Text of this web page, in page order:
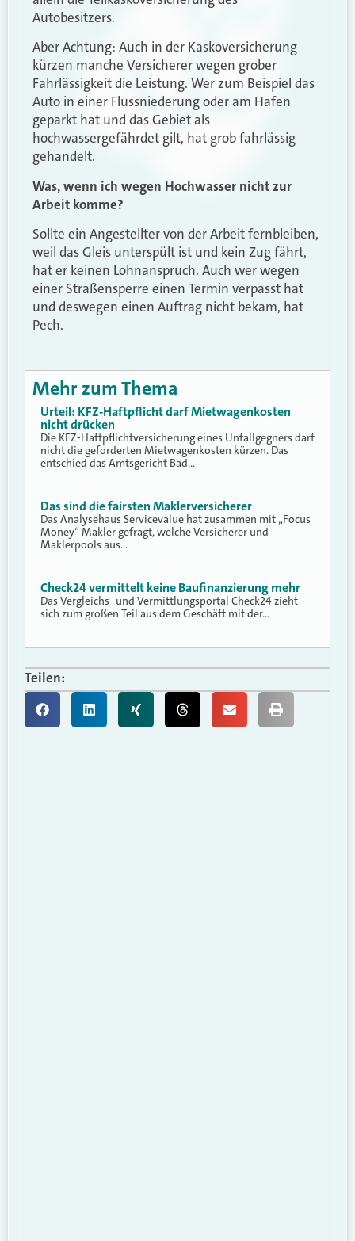
Autobesitzers.
Aber Achtung: Auch in der Kaskoversicherung
kürzen manche Versicherer wegen grober
Fahrlässigkeit die Leistung. Wer zum Beispiel das
Auto in einer Flussniederung oder am Hafen
geparkt hat und das Gebiet als
hochwassergefährdet gilt, hat grob fahrlässig
gehandelt.
Was, wenn ich wegen Hochwasser nicht zur
Arbeit komme?
Sollte ein Angestellter von der Arbeit fernbleiben,
weil das Gleis unterspült ist und kein Zug fährt,
hat er keinen Lohnanspruch. Auch wer wegen
einer Straßensperre einen Termin verpasst hat
und deswegen einen Auftrag nicht bekam, hat
Pech.
Mehr zum Thema
Urteil: KFZ-Haftpflicht darf Mietwagenkosten
nicht drücken
Die KFZ-Haftpflichtversicherung eines Unfallgegners darf
nicht die geforderten Mietwagenkosten kürzen. Das
entschied das Amtsgericht Bad…
Das sind die fairsten Maklerversicherer
Das Analysehaus Servicevalue hat zusammen mit „Focus
Money“ Makler gefragt, welche Versicherer und
Maklerpools aus…
Check24 vermittelt keine Baufinanzierung mehr
Das Vergleichs- und Vermittlungsportal Check24 zieht
sich zum großen Teil aus dem Geschäft mit der…
Teilen: